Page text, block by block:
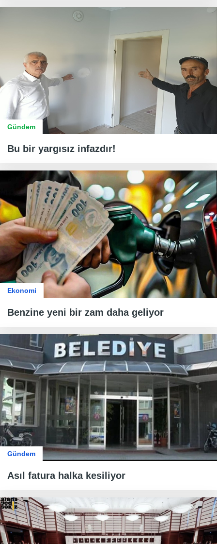
Gündem
Bu bir yargısız infazdır!
Ekonomi
Benzine yeni bir zam daha geliyor
Gündem
Asıl fatura halka kesiliyor